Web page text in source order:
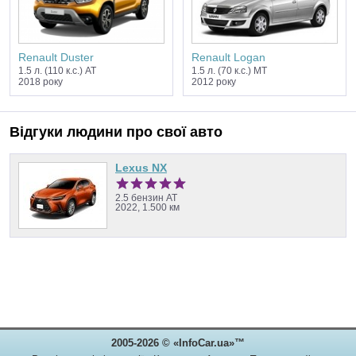
Renault Duster
1.5 л. (110 к.с.) AT
2018 року
Renault Logan
1.5 л. (70 к.с.) MT
2012 року
Відгуки людини про свої авто
Lexus NX
2.5 бензин AT
2022, 1.500 км
2005-2026 © «InfoCar.ua»™